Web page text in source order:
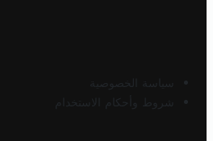
سياسة الخصوصية
شروط وأحكام الاستخدام